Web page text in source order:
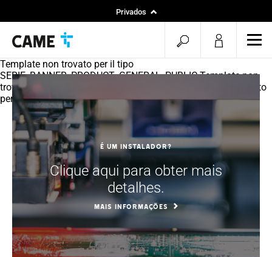
Privados
pesquisa
aberta
Template non trovato per il tipo
SERIE_BANNER_PRODUCT_GENERAL_PUBLIC Template non
trovato per il tipo SERIE_MAIN_FEATURE Template non trovato
per il tipo SERIE_SLIDER_PRODUCT_CARDS
É um instalador?
Clique aqui para obter mais
detalhes.
MAIS INFORMAÇÕES